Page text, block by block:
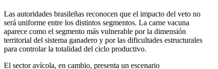
Las autoridades brasileñas reconocen que el impacto del veto no
será uniforme entre los distintos segmentos. La carne vacuna
aparece como el segmento más vulnerable por la dimensión
territorial del sistema ganadero y por las dificultades estructurales
para controlar la totalidad del ciclo productivo.
El sector avícola, en cambio, presenta un escenario